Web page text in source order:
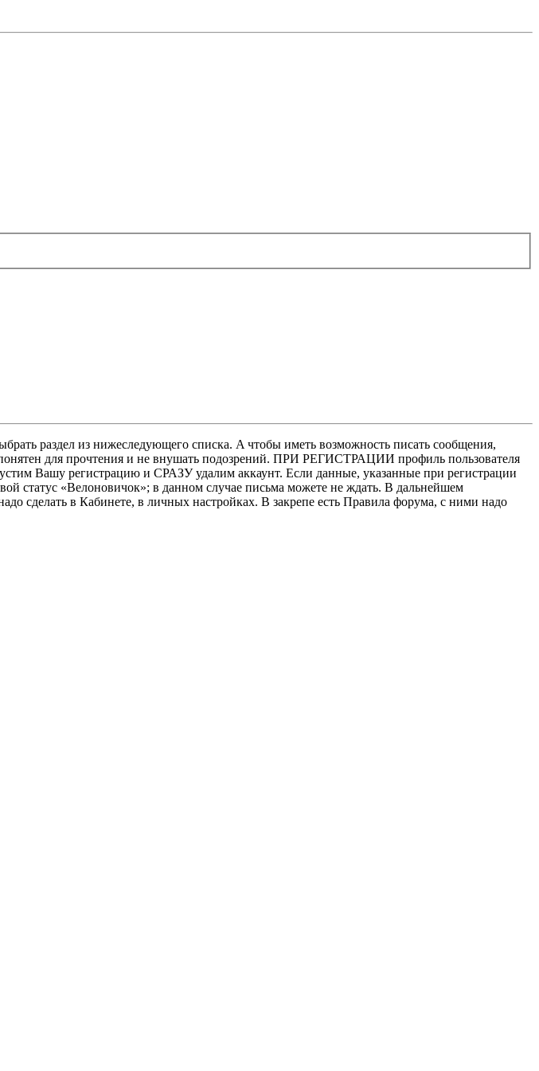
раздел из нижеследующего списка. A чтобы иметь возможность писать сообщения,
для прочтения и не внушать подозрений. ПРИ РЕГИСТРАЦИИ профиль пользователя
Вашу регистрацию и СРАЗУ удалим аккаунт. Если данные, указанные при регистрации
статус «Велоновичок»; в данном случае письма можете не ждать. В дальнейшем
сделать в Кабинете, в личных настройках. В закрепе есть Правила форума, с ними надо